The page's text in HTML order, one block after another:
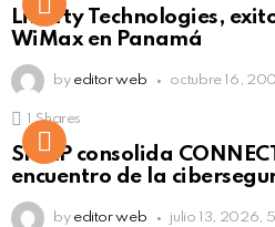
Liberty Technologies,
WiMax en Panamá
by editor web octubre 16,
Click to view
Shares
SISAP consolida
encuentro de la
by editor web julio 13, 2026,